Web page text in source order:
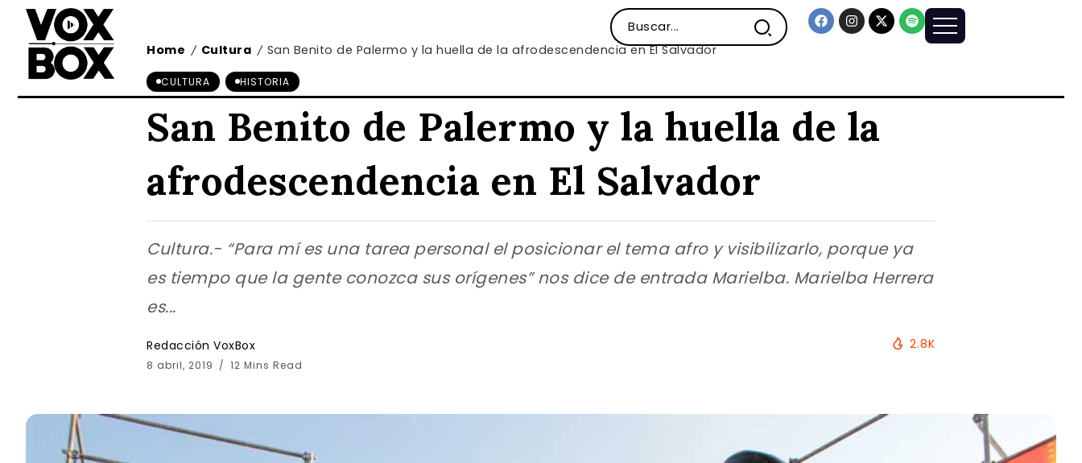
Home / Cultura / San Benito de Palermo y la huella de la afrodescendencia en El Salvador
CULTURA HISTORIA
San Benito de Palermo y la huella de la
afrodescendencia en El Salvador
Cultura.- “Para mí es una tarea personal el posicionar el tema afro y visibilizarlo, porque ya
es tiempo que la gente conozca sus orígenes” nos dice de entrada Marielba. Marielba Herrera
es...
Redacción VoxBox
8 abril, 2019 12 Mins Read
2.8K